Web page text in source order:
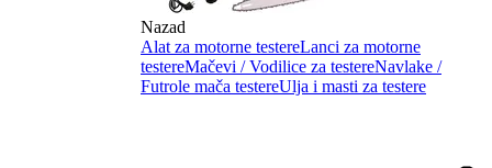
Nazad
Alat za motorne testereLanci za motorne
testereMačevi / Vodilice za testereNavlake /
Futrole mača testereUlja i masti za testere